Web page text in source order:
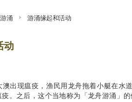
涌 游涌缘起和活动
动
澳出现瘟疫，渔民用龙舟拖着小艇在水
。之后，这个当地称为「龙舟游涌」的